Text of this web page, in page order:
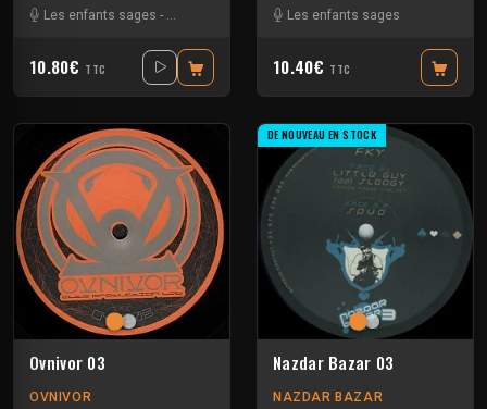
Les enfants sages - Octodred
10.80€ TTC
Les enfants sages
10.40€ TTC
Ovnivor 03
OVNIVOR
DE NOUVEAU EN STOCK
Nazdar Bazar 03
NAZDAR BAZAR